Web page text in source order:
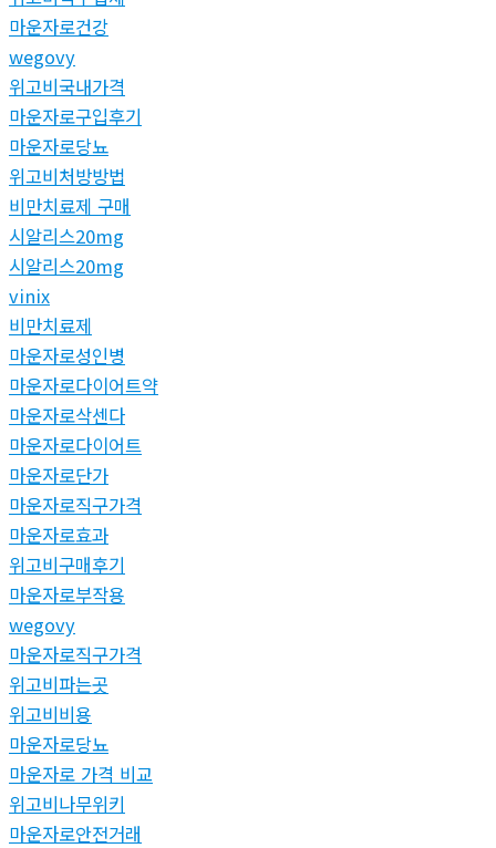
마운자로건강
wegovy
위고비국내가격
마운자로구입후기
마운자로당뇨
위고비처방방법
비만치료제 구매
시알리스20mg
시알리스20mg
vinix
비만치료제
마운자로성인병
마운자로다이어트약
마운자로삭센다
마운자로다이어트
마운자로단가
마운자로직구가격
마운자로효과
위고비구매후기
마운자로부작용
wegovy
마운자로직구가격
위고비파는곳
위고비비용
마운자로당뇨
마운자로 가격 비교
위고비나무위키
마운자로안전거래